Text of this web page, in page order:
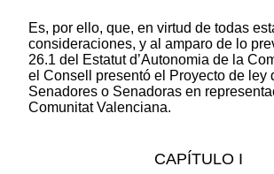
Es, por ello, que, en virtud de todas
consideraciones, y al amparo de lo
26.1 del Estatut d’Autonomia de la
el Consell presentó el Proyecto de ley
Senadores o Senadoras en
Comunitat Valenciana.
CAPÍTULO I